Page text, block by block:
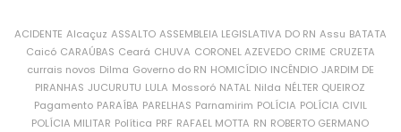
ACIDENTE Alcaçuz ASSALTO ASSEMBLEIA LEGISLATIVA DO RN Assu BATATA
Caicó CARAÚBAS Ceará CHUVA CORONEL AZEVEDO CRIME CRUZETA
currais novos Dilma Governo do RN HOMICÍDIO INCÊNDIO JARDIM DE
PIRANHAS JUCURUTU LULA Mossoró NATAL Nilda NÉLTER QUEIROZ
Pagamento PARAÍBA PARELHAS Parnamirim POLÍCIA POLÍCIA CIVIL
POLÍCIA MILITAR Política PRF RAFAEL MOTTA RN ROBERTO GERMANO